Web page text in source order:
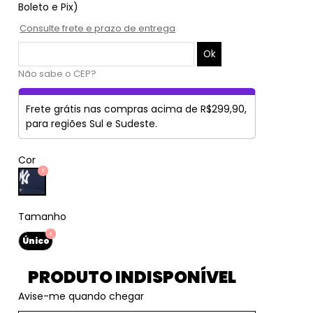
Boleto e Pix)
Consulte frete e prazo de entrega
Não sabe o CEP?
Frete grátis nas compras acima de R$299,90,
para regiões Sul e Sudeste.
Cor
Tamanho
Único
PRODUTO INDISPONÍVEL
Avise-me quando chegar